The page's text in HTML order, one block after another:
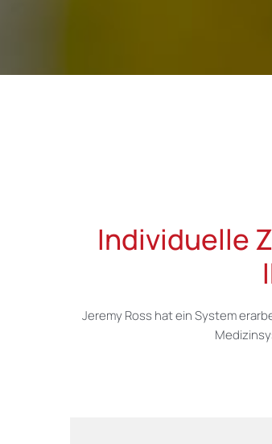
Individuelle
Jeremy Ross hat ein System